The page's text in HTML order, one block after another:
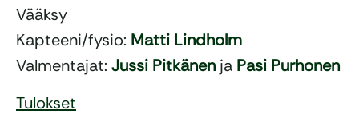
Vääksy
Kapteeni/fysio: Matti Lindholm
Valmentajat: Jussi Pitkänenja Pasi Purhonen
Tulokset